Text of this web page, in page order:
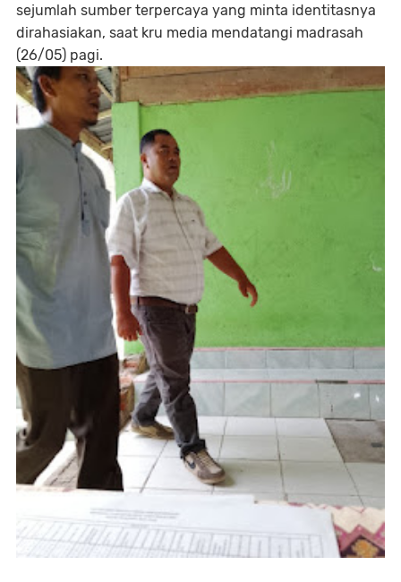
sejumlah sumber terpercaya yang minta identitasnya
dirahasiakan, saat kru media mendatangi madrasah
(26/05) pagi.